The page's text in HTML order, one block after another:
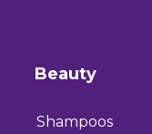
Beauty
Shampoos